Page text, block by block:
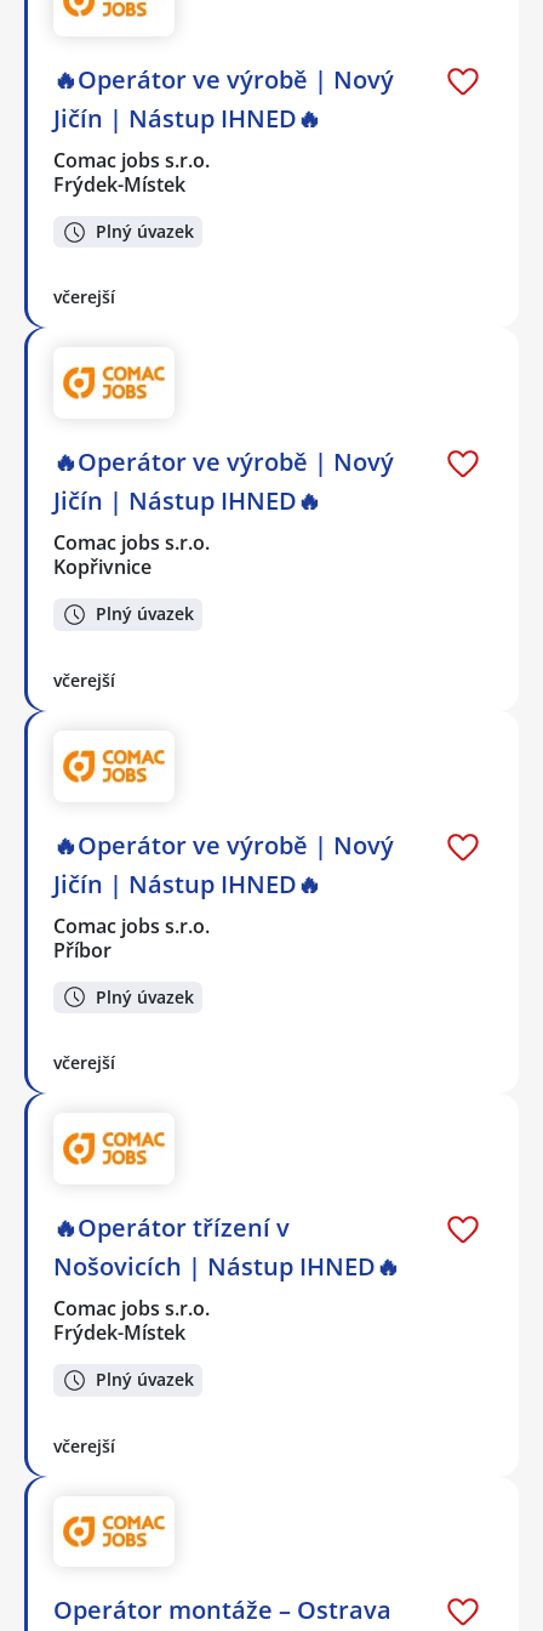
🔥Operátor ve výrobě | Nový
Jičín | Nástup IHNED🔥
Comac jobs s.r.o.
Frýdek-Místek
Plný úvazek
včerejší
🔥Operátor ve výrobě | Nový
Jičín | Nástup IHNED🔥
Comac jobs s.r.o.
Kopřivnice
Plný úvazek
včerejší
🔥Operátor ve výrobě | Nový
Jičín | Nástup IHNED🔥
Comac jobs s.r.o.
Příbor
Plný úvazek
včerejší
🔥Operátor třízení v
Nošovicích | Nástup IHNED🔥
Comac jobs s.r.o.
Frýdek-Místek
Plný úvazek
včerejší
Operátor montáže – Ostrava